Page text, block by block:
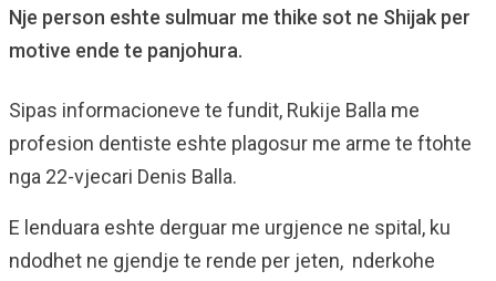
Nje person eshte sulmuar me thike sot ne Shijak per
motive ende te panjohura.
Sipas informacioneve te fundit, Rukije Balla me
profesion dentiste eshte plagosur me arme te ftohte
nga 22-vjecari Denis Balla.
E lenduara eshte derguar me urgjence ne spital, ku
ndodhet ne gjendje te rende per jeten, nderkohe